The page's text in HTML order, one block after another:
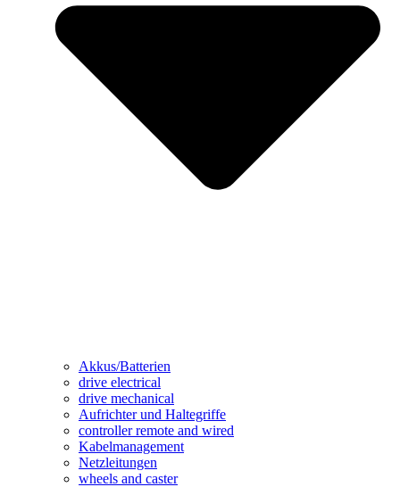
Akkus/Batterien
drive electrical
drive mechanical
Aufrichter und Haltegriffe
controller remote and wired
Kabelmanagement
Netzleitungen
wheels and caster